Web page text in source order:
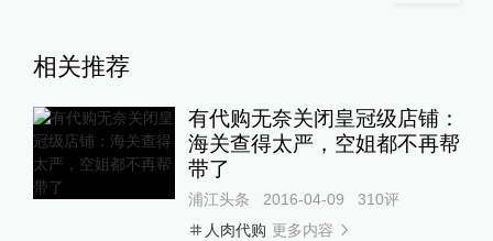
相关推荐
有代购无奈关闭皇冠级店铺：
海关查得太严，空姐都不再帮
带了
浦江头条 2016-04-09 310评
人肉代购 更多内容